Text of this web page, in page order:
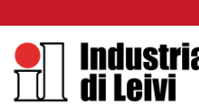
al
contenuto